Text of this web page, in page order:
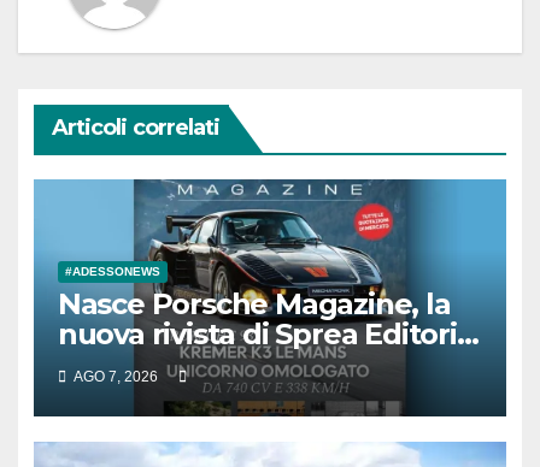
Articoli correlati
#ADESSONEWS
Nasce Porsche Magazine, la
nuova rivista di Sprea Editori
dedicata all’universo della
Casa di Stoccarda
AGO 7, 2026